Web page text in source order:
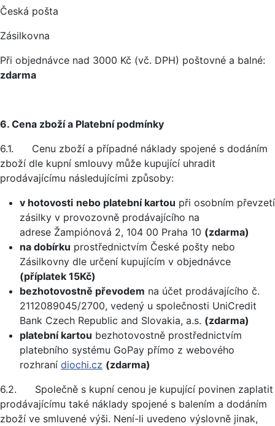
Česká pošta
Zásilkovna
Při objednávce nad 3000 Kč (vč. DPH) poštovné a balné:
zdarma
6. Cena zboží a Platební podmínky
6.1. Cenu zboží a případné náklady spojené s dodáním
zboží dle kupní smlouvy může kupující uhradit
prodávajícímu následujícími způsoby:
v hotovosti nebo platební kartou při osobním převzetí
zásilky v provozovně prodávajícího na
adrese Žampiónová 2, 104 00 Praha 10 (zdarma)
na dobírku prostřednictvím České pošty nebo
Zásilkovny dle určení kupujícím v objednávce
(příplatek 15Kč)
bezhotovostně převodem na účet prodávajícího č.
2112089045/2700, vedený u společnosti UniCredit
Bank Czech Republic and Slovakia, a.s. (zdarma)
platební kartou bezhotovostně prostřednictvím
platebního systému GoPay přímo z webového
rozhraní diochi.cz (zdarma)
6.2. Společně s kupní cenou je kupující povinen zaplatit
prodávajícímu také náklady spojené s balením a dodáním
zboží ve smluvené výši. Není-li uvedeno výslovně jinak,